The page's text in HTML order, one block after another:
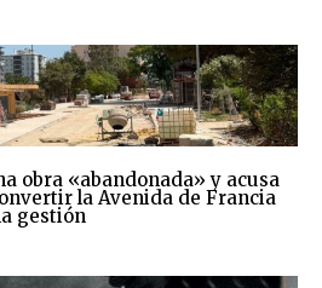
obra «abandonada» y acusa
la Avenida de Francia
gestión